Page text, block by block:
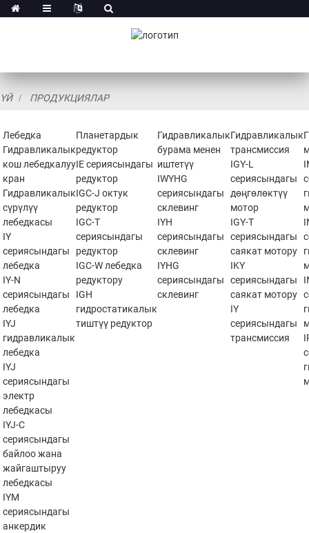
ҮЙ ПРОДУКЦИЯЛАР
Лебедка
Гидравликалык
кош лебедкалуу
кран
Гидравликалык
сүрүлүү
лебедкасы
IY
сериясындагы
лебедка
IY-N
сериясындагы
лебедка
IYJ
гидравликалык
лебедка
IYJ
сериясындагы
электр
лебедкасы
IYJ-C
сериясындагы
байлоо жана
жайгаштыруу
лебедкасы
IYM
сериясындагы
анкердик
Планетардык
редуктор
IE сериясындагы
редуктор
IGC-J октук
редуктор
IGC-T
сериясындагы
редуктор
IGC-W лебедка
редуктору
IGH
гидростатикалык
тиштүү редуктор
Гидравликалык
бурама менен
иштетүү
IWYHG
сериясындагы
склевинг
IYH
сериясындагы
склевинг
IYHG
сериясындагы
склевинг
Гидравликалык
трансмиссия
IGY-L
сериясындагы
дөңгөлөктүү
мотор
IGY-T
сериясындагы
саякат мотору
IKY
сериясындагы
саякат мотору
IY
сериясындагы
трансмиссия